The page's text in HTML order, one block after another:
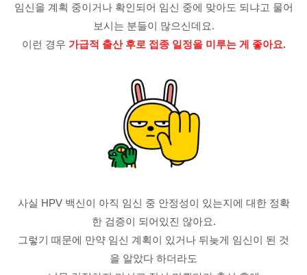
임신을 계획 중이거나 확인되어 임신 중에 맞아도 되냐고 물어
보시는 분들이 많으신데요.
이런 경우 가급적 출산 후로 접종 일정을 미루는 게 좋아요.
사실 HPV 백신이 아직 임신 중 안정성이 있는지에 대한 정확
한 검증이 되어있진 않아요.
그렇기 때문에 만약 임신 계획이 있거나 뒤늦게 임신이 된 것
을 알았다 하더라도